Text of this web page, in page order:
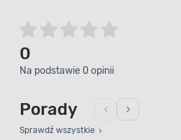
0
Na podstawie 0 opinii
Porady
Sprawdź wszystkie